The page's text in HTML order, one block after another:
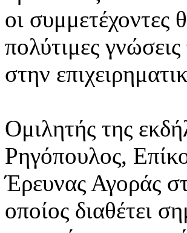
οι συμμετέχοντες
πολύτιμες
στην
Ομιλητής της
Ρηγόπουλος,
Έρευνας Αγοράς
οποίος διαθέτει